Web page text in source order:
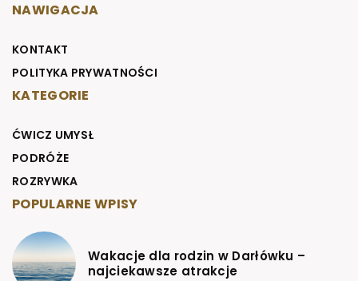
NAWIGACJA
KONTAKT
POLITYKA PRYWATNOŚCI
KATEGORIE
ĆWICZ UMYSŁ
PODRÓŻE
ROZRYWKA
POPULARNE WPISY
Wakacje dla rodzin w Darłówku –
najciekawsze atrakcje